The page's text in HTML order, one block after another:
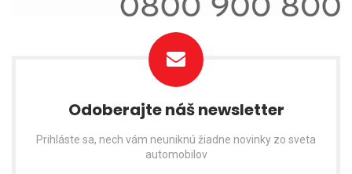
Odoberajte náš newsletter
Prihláste sa, nech vám neuniknú žiadne novinky zo sveta
automobilov